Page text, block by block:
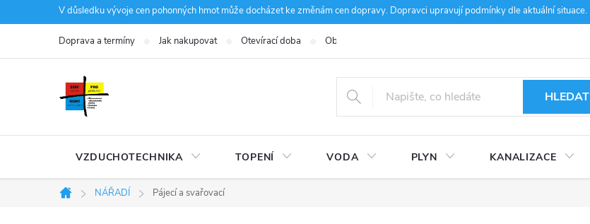
na
V důsledku vývoje cen pohonných hmot může docházet ke změnám cen dopravy. Dopravci upravují podmínky dle aktuální situace.
Doprava a termíny Jak nakupovat Otevírací doba Obchodní podmínky
HLEDAT
VZDUCHOTECHNIKA TOPENÍ VODA PLYN KANALIZACE
Domů
NÁŘADÍ Pájecí a svařovací